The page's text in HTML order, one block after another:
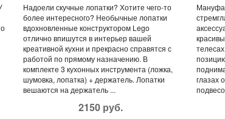
Надоели скучные лопатки? Хотите чего-то
более интересного? Необычные лопатки
вдохновленные конструктором Lego
отлично впишутся в интерьер вашей
креативной кухни и прекрасно справятся с
работой по прямому назначению. В
комплекте 3 кухонных инструмента (ложка,
шумовка, лопатка) + держатель. Лопатки
вешаются на держатель ...
2150 руб.
глазах